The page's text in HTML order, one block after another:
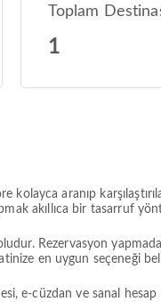
Toplam
1
kolayca aranıp
akıllıca bir tasarruf
Rezervasyon
en uygun seçeneği
e-cüzdan ve sanal